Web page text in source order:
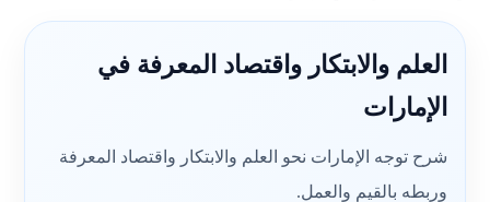
العلم والابتكار واقتصاد المعرفة في
الإمارات
شرح توجه الإمارات نحو العلم والابتكار واقتصاد المعرفة
وربطه بالقيم والعمل.